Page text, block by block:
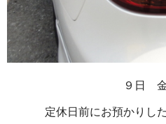
９日
定休日前にお預かりし